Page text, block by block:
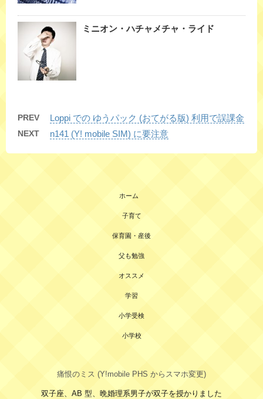
ミニオン・ハチャメチャ・ライド
PREV Loppi での ゆうパック (おてがる版) 利用で誤課金
NEXT n141 (Y! mobile SIM) に要注意
ホーム
子育て
保育園・産後
父も勉強
オススメ
学習
小学受検
小学校
痛恨のミス (Y!mobile PHS からスマホ変更)
双子座、AB 型、晩婚理系男子が双子を授かりました